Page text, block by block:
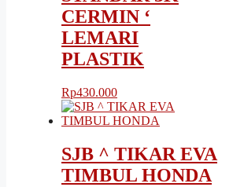
CERMIN ‘
LEMARI
PLASTIK
Rp430.000
SJB ^ TIKAR EVA
TIMBUL HONDA